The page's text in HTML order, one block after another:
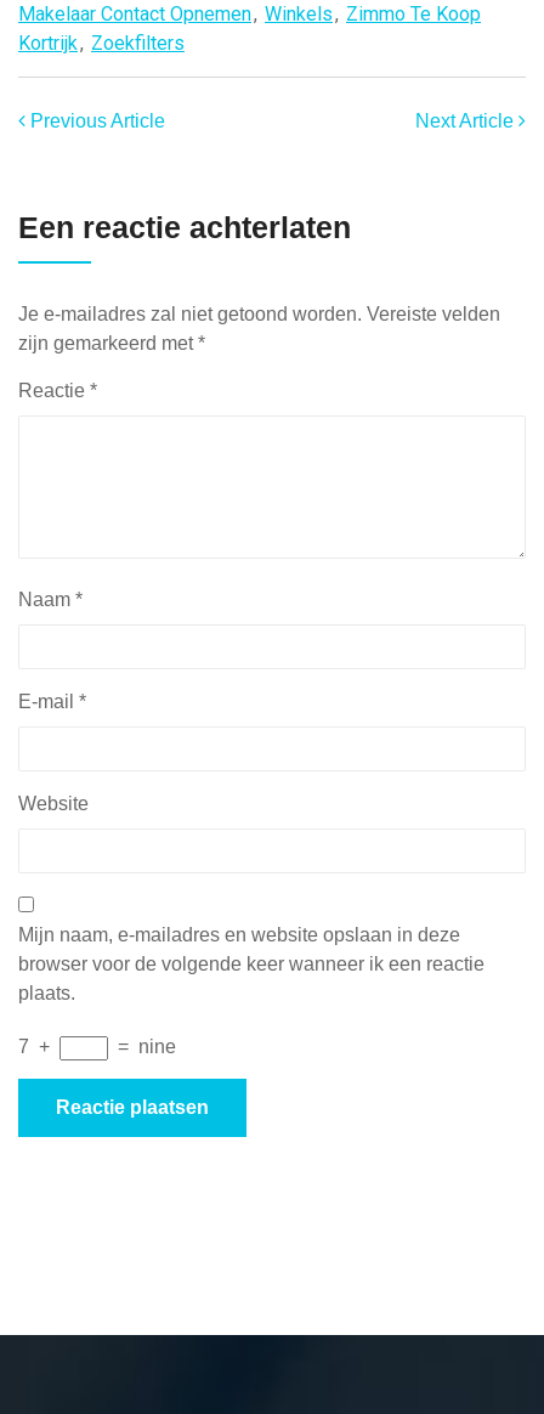
Makelaar Contact Opnemen, Winkels, Zimmo Te Koop
Kortrijk, Zoekfilters
Previous Article Next Article
Een reactie achterlaten
Je e-mailadres zal niet getoond worden. Vereiste velden
zijn gemarkeerd met*
Reactie *
Naam *
E-mail *
Website
Mijn naam, e-mailadres en website opslaan in deze
browser voor de volgende keer wanneer ik een reactie
plaats.
7 + = nine